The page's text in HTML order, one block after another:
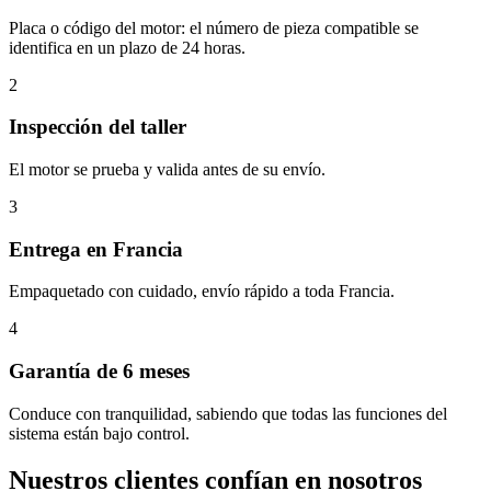
Placa o código del motor: el número de pieza compatible se
identifica en un plazo de 24 horas.
2
Inspección del taller
El motor se prueba y valida antes de su envío.
3
Entrega en Francia
Empaquetado con cuidado, envío rápido a toda Francia.
4
Garantía de 6 meses
Conduce con tranquilidad, sabiendo que todas las funciones del
sistema están bajo control.
Nuestros clientes confían en nosotros